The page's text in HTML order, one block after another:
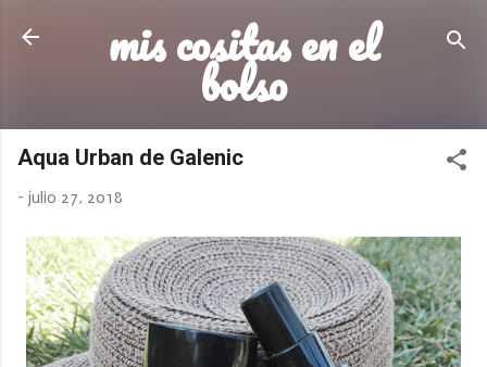
Ir al contenido principal
mis cositas en el
bolso
Aqua Urban de Galenic
- julio 27, 2018